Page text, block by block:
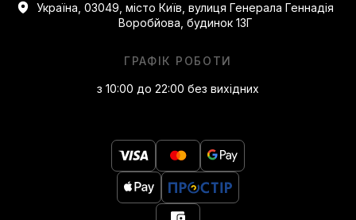
Україна, 03049, місто Київ, вулиця Генерала Геннадія
Воробйова, будинок 13Г
ГРАФІК РОБОТИ
з 10:00 до 22:00 без вихідних